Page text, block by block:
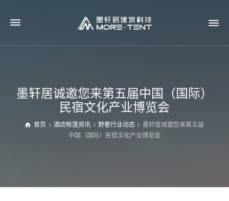
墨轩居诚邀您来第五届中国（国际）
民宿文化产业博览会
首页 酒店帐篷资讯 野奢行业动态
墨轩居诚邀您来第五届
中国（国际）民宿文化产业博览会